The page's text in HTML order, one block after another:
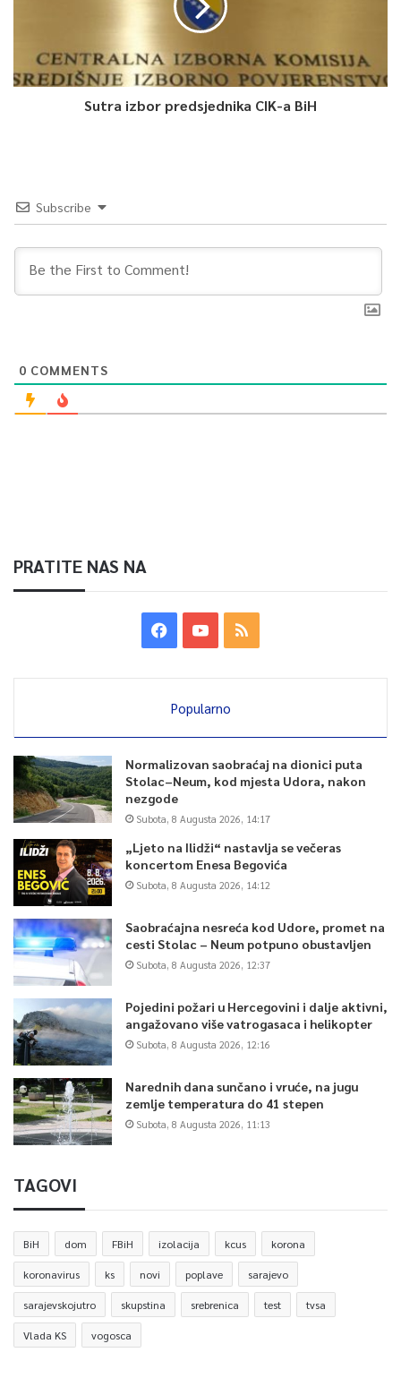
Sutra izbor predsjednika CIK-a BiH
Subscribe
0 COMMENTS
PRATITE NAS NA
Popularno
Normalizovan saobraćaj na dionici puta
Stolac–Neum, kod mjesta Udora, nakon
nezgode
Subota, 8 Augusta 2026, 14:17
„Ljeto na Ilidži“ nastavlja se večeras
koncertom Enesa Begovića
Subota, 8 Augusta 2026, 14:12
Saobraćajna nesreća kod Udore, promet na
cesti Stolac – Neum potpuno obustavljen
Subota, 8 Augusta 2026, 12:37
Pojedini požari u Hercegovini i dalje aktivni,
angažovano više vatrogasaca i helikopter
Subota, 8 Augusta 2026, 12:16
Narednih dana sunčano i vruće, na jugu
zemlje temperatura do 41 stepen
Subota, 8 Augusta 2026, 11:13
TAGOVI
BiH dom FBiH izolacija kcus korona
koronavirus ks novi poplave sarajevo
sarajevskojutro skupstina srebrenica test tvsa
Vlada KS vogosca